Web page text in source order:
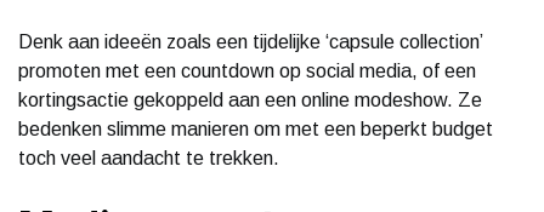
Denk aan ideeën zoals een tijdelijke ‘capsule collection’
promoten met een countdown op social media, of een
kortingsactie gekoppeld aan een online modeshow. Ze
bedenken slimme manieren om met een beperkt budget
toch veel aandacht te trekken.